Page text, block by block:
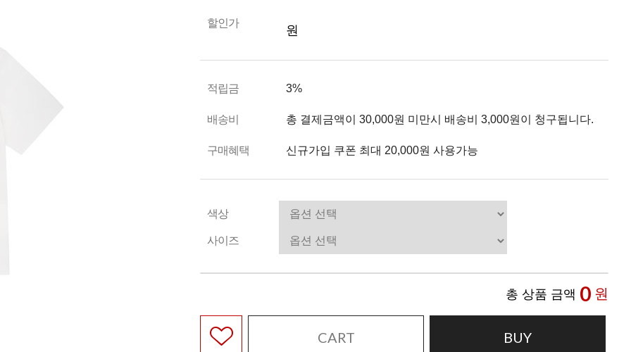
할인가 원
적립금 3%
배송비 총 결제금액이 30,000원 미만시 배송비 3,000원이 청구됩니다.
구매혜택 신규가입 쿠폰 최대 20,000원 사용가능
색상
사이즈
총 상품 금액 0 원
CART BUY